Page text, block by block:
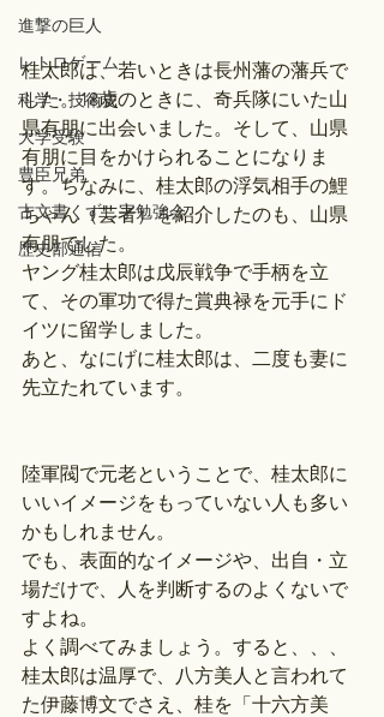
進撃の巨人
レトロゲーム
科学・技術史
大学受験
豊臣兄弟
古文書くずし字勉強会
歴史部通信
桂太郎は、若いときは長州藩の藩兵で
した。18歳のときに、奇兵隊にいた山
県有朋に出会いました。そして、山県
有朋に目をかけられることになりま
す。ちなみに、桂太郎の浮気相手の鯉
ちゃん（芸者）を紹介したのも、山県
有朋でした。
ヤング桂太郎は戊辰戦争で手柄を立
て、その軍功で得た賞典禄を元手にド
イツに留学しました。
あと、なにげに桂太郎は、二度も妻に
先立たれています。
陸軍閥で元老ということで、桂太郎に
いいイメージをもっていない人も多い
かもしれません。
でも、表面的なイメージや、出自・立
場だけで、人を判断するのよくないで
すよね。
よく調べてみましょう。すると、、、
桂太郎は温厚で、八方美人と言われて
た伊藤博文でさえ、桂を「十六方美